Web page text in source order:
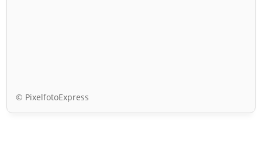
© PixelfotoExpress